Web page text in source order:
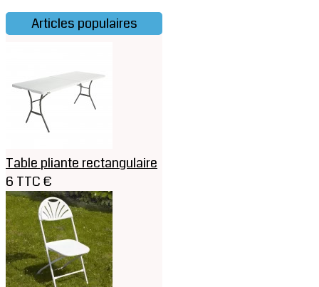
Articles populaires
Table pliante rectangulaire
6 TTC €